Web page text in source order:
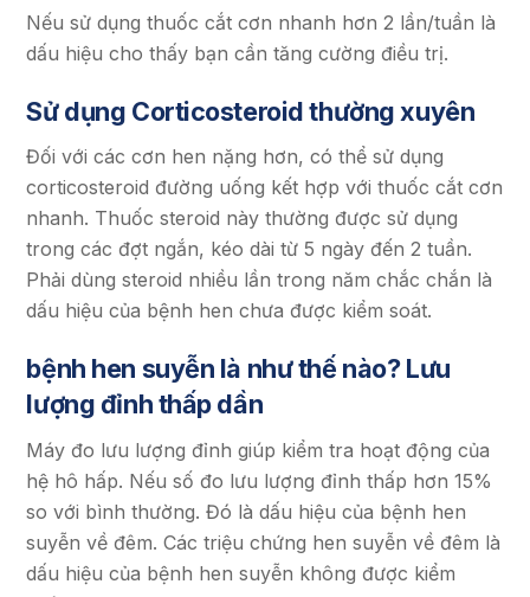
Nếu sử dụng thuốc cắt cơn nhanh hơn 2 lần/tuần là
dấu hiệu cho thấy bạn cần tăng cường điều trị.
Sử dụng Corticosteroid thường xuyên
Đối với các cơn hen nặng hơn, có thể sử dụng
corticosteroid đường uống kết hợp với thuốc cắt cơn
nhanh. Thuốc steroid này thường được sử dụng
trong các đợt ngắn, kéo dài từ 5 ngày đến 2 tuần.
Phải dùng steroid nhiều lần trong năm chắc chắn là
dấu hiệu của bệnh hen chưa được kiểm soát.
bệnh hen suyễn là như thế nào? Lưu
lượng đỉnh thấp dần
Máy đo lưu lượng đỉnh giúp kiểm tra hoạt động của
hệ hô hấp. Nếu số đo lưu lượng đỉnh thấp hơn 15%
so với bình thường. Đó là dấu hiệu của bệnh hen
suyễn về đêm. Các triệu chứng hen suyễn về đêm là
dấu hiệu của bệnh hen suyễn không được kiểm